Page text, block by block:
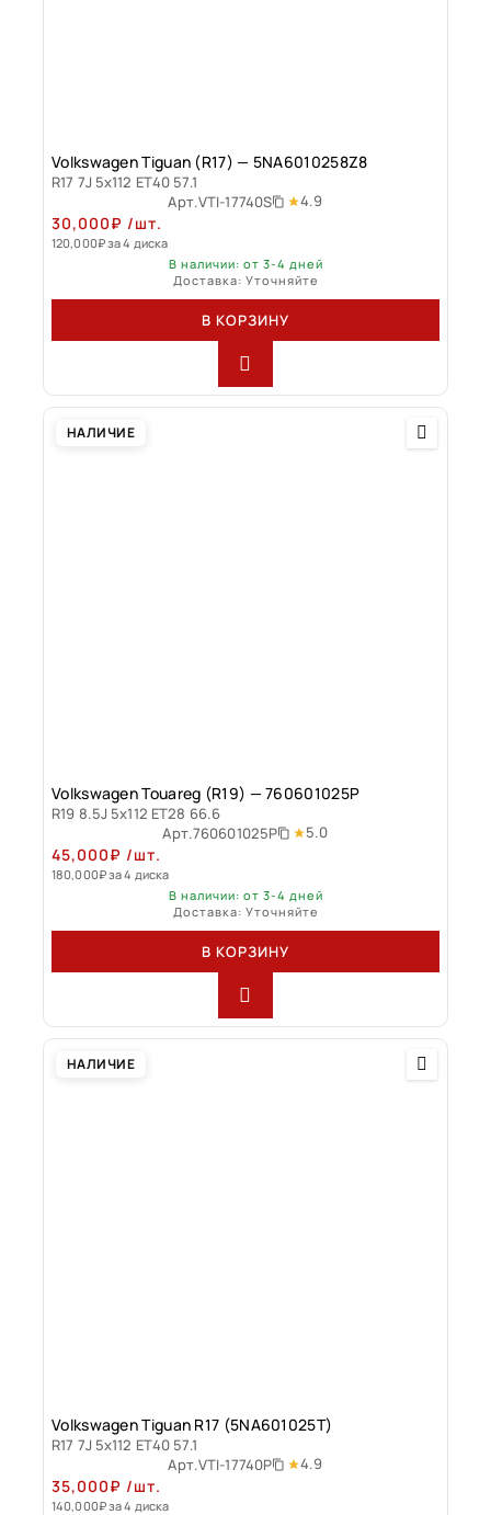
Volkswagen Tiguan (R17) — 5NA6010258Z8
R17 7J 5x112 ET40 57.1
Арт.VTI-17740S 4.9
30,000₽ /шт.
120,000₽за 4 диска
В наличии: от 3-4 дней
Доставка: Уточняйте
В КОРЗИНУ
НАЛИЧИЕ
Volkswagen Touareg (R19) — 760601025P
R19 8.5J 5x112 ET28 66.6
Арт.760601025P 5.0
45,000₽ /шт.
180,000₽за 4 диска
В наличии: от 3-4 дней
Доставка: Уточняйте
В КОРЗИНУ
НАЛИЧИЕ
Volkswagen Tiguan R17 (5NA601025T)
R17 7J 5x112 ET40 57.1
Арт.VTI-17740P 4.9
35,000₽ /шт.
140,000₽за 4 диска